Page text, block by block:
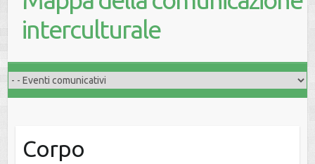
interculturale
Corpo